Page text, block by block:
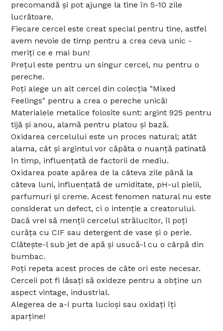
precomandă și pot ajunge la tine în 5-10 zile
lucrătoare.
Fiecare cercel este creat special pentru tine, astfel
avem nevoie de timp pentru a crea ceva unic -
meriți ce e mai bun!
Prețul este pentru un singur cercel, nu pentru o
pereche.
Poți alege un alt cercel din colecția "Mixed
Feelings" pentru a crea o pereche unică!
Materialele metalice folosite sunt: argint 925 pentru
tijă și anou, alamă pentru platou și bază.
Oxidarea cercelului este un proces natural; atât
alama, cât și argintul vor căpăta o nuanță patinată
în timp, influențată de factorii de mediu.
Oxidarea poate apărea de la câteva zile până la
câteva luni, influențată de umiditate, pH-ul pielii,
parfumuri și creme. Acest fenomen natural nu este
considerat un defect, ci o intenție a creatorului.
Dacă vrei să menții cercelul strălucitor, îl poți
curăța cu CIF sau detergent de vase și o perie.
Clătește-l sub jet de apă și usucă-l cu o cârpă din
bumbac.
Poți repeta acest proces de câte ori este necesar.
Cerceii pot fi lăsați să oxideze pentru a obține un
aspect vintage, industrial.
Alegerea de a-i purta lucioși sau oxidați îți
aparține!